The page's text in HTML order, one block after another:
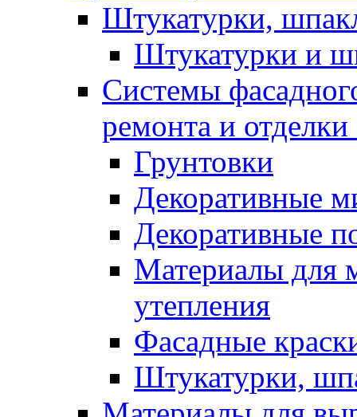
Штукатурки,
Штукатурки и
Системы
ремонта и отделки
Грунтовки
Декоративные
Декоративные
Материалы для
утепления
Фасадные
Штукатурки,